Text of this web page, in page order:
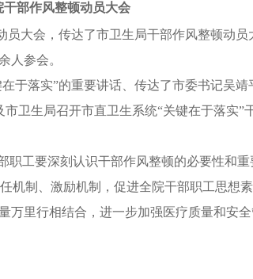
部作风整顿动员大会
员大会，传达了市卫生局干部作风整顿动
人参会。
于落实”的重要讲话、传达了市委书记吴靖
卫生局召开市直卫生系统“关键在于落实”
职工要深刻认识干部作风整顿的必要性和重
制、激励机制，促进全院干部职工思想
万里行相结合，进一步加强医疗质量和安
。